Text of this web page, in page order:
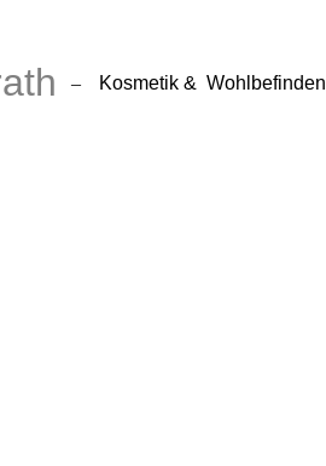
– Kosmetik & Wohlbefinden